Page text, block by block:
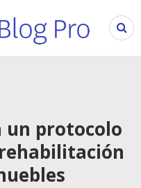
un protocolo